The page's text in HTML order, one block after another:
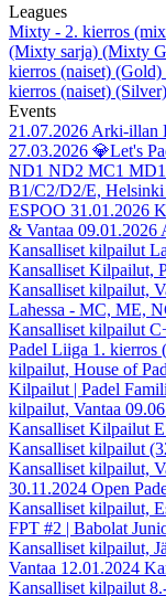
Leagues
Mixty - 2. kierros
(Mixty sarja) (Mixty
kierros (naiset) (Gold)
kierros (naiset) (Silver)
Events
21.07.2026 Arki-illan
27.03.2026 💎Let's
ND1 ND2 MC1
B1/C2/D2/E, Helsinki
ESPOO 31.01.2026
& Vantaa 09.01.2026
Kansalliset kilpailut
Kansalliset Kilpailut,
Kansalliset kilpailut,
Lahessa - MC, ME,
Kansalliset kilpailut
Padel Liiga 1. kierros
kilpailut, House of
Kilpailut | Padel
kilpailut, Vantaa
Kansalliset Kilpailut
Kansalliset kilpailut
Kansalliset kilpailut,
30.11.2024 Open
Kansalliset kilpailut,
FPT #2 | Babolat
Kansalliset kilpailut,
Vantaa 12.01.2024
Kansalliset kilpailut